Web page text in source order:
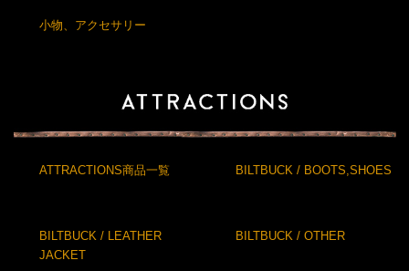
小物、アクセサリー
ATTRACTIONS商品一覧 BILTBUCK / BOOTS,SHOES
BILTBUCK / LEATHER
JACKET
BILTBUCK / OTHER